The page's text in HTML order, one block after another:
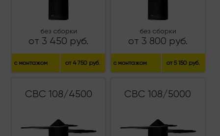
без сборки
от 3 450 руб.
с монтажом от 4 750 руб.
без сборки
от 3 800 руб.
с монтажом от 5 150 руб.
СВС 108/4500 СВС 108/5000